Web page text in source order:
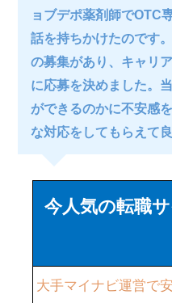
ョブデポ薬剤師でOTC
話を持ちかけたのです
の募集があり、キャリ
に応募を決めました。
ができるのかに不安感
な対応をしてもらえて
今人気の転職
大手マイナビ運営で